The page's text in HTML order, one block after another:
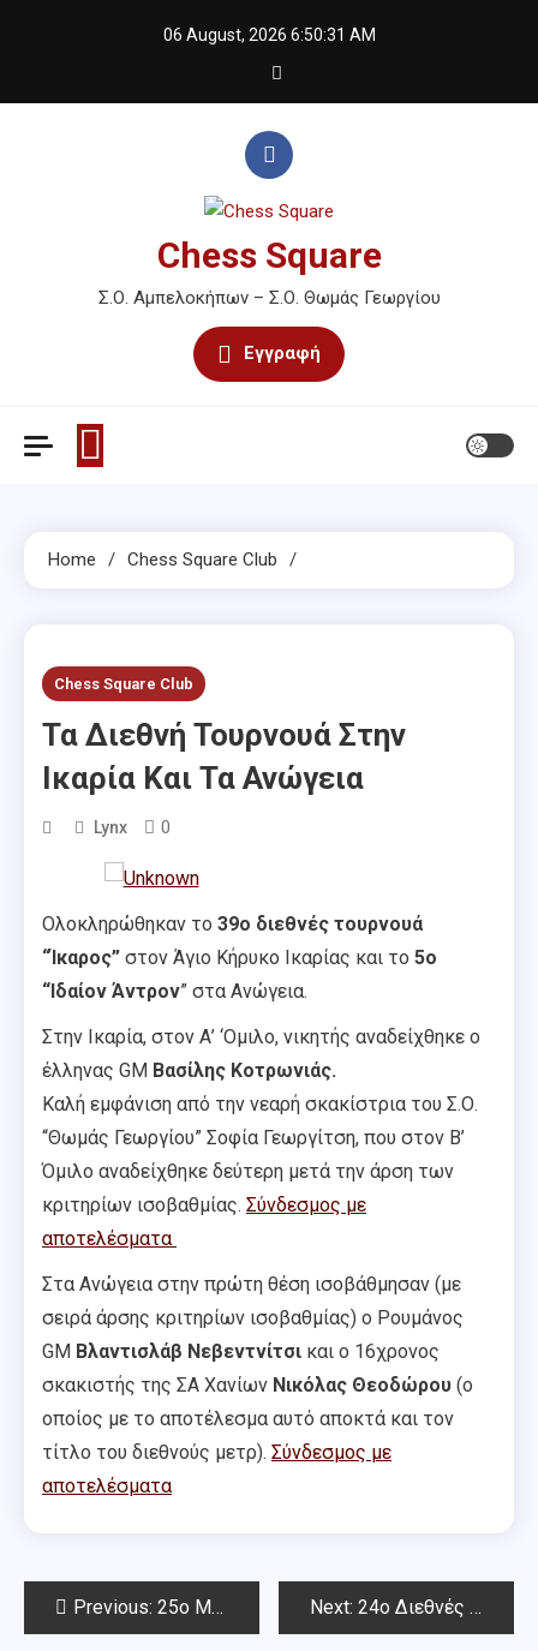
06 August, 2026 6:50:31 AM
Chess Square
Σ.Ο. Αμπελοκήπων – Σ.Ο. Θωμάς Γεωργίου
Εγγραφή
Home Chess Square Club
Chess Square Club
Τα Διεθνή Τουρνουά Στην
Ικαρία Και Τα Ανώγεια
Lynx 0
Ολοκληρώθηκαν το 39ο διεθνές τουρνουά
“Ίκαρος” στον Άγιο Κήρυκο Ικαρίας και το 5ο
“Ιδαίον Άντρον” στα Ανώγεια.
Στην Ικαρία, στον Α’ ‘Ομιλο, νικητής αναδείχθηκε ο
έλληνας GM Βασίλης Κοτρωνιάς.
Καλή εμφάνιση από την νεαρή σκακίστρια του Σ.Ο.
“Θωμάς Γεωργίου” Σοφία Γεωργίτση, που στον Β’
Όμιλο αναδείχθηκε δεύτερη μετά την άρση των
κριτηρίων ισοβαθμίας. Σύνδεσμος με
αποτελέσματα
Στα Ανώγεια στην πρώτη θέση ισοβάθμησαν (με
σειρά άρσης κριτηρίων ισοβαθμίας) ο Ρουμάνος
GM Βλαντισλάβ Νεβεντνίτσι και ο 16χρονος
σκακιστής της ΣΑ Χανίων Νικόλας Θεοδώρου (ο
οποίος με το αποτέλεσμα αυτό αποκτά και τον
τίτλο του διεθνούς μετρ). Σύνδεσμος με
αποτελέσματα
PostPrevious: 25ο Μπλιτς Αμπελοκήπων Next: 24ο Διεθνές Τουρνουά Σκακιού Νίκαιας & Ανοιχτά Πρωταθλήματα Ελλάδας Ανδρών – Γυναικών